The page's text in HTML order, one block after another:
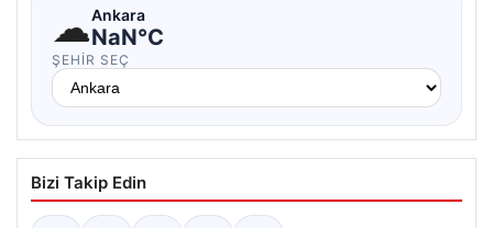
☁Ankara
NaN°C
ŞEHIR SEÇ
Bizi Takip Edin